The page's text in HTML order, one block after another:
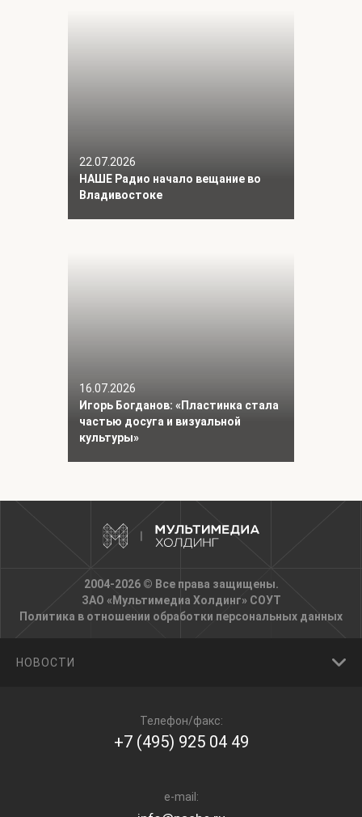
22.07.2026
НАШЕ Радио начало вещание во
Владивостоке
16.07.2026
Игорь Богданов: «Пластинка стала
частью досуга и визуальной
культуры»
2004-2026 © Все права защищены.
ЗАО «Мультимедиа Холдинг» СОУТ
Политика в отношении обработки персональных данных
НОВОСТИ
Телефон/факс:
+7 (495) 925 04 49
e-mail: